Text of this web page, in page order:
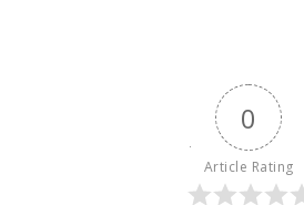
0
Article Rating